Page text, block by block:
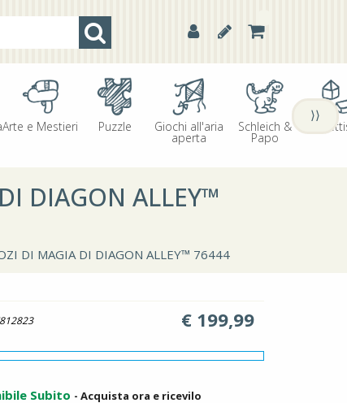
Arte e Mestieri Puzzle Giochi all'aria
aperta
Schleich &
Papo
⟩⟩
DIAGON ALLEY™
DI MAGIA DI DIAGON ALLEY™ 76444
€ 199,99
Subito - Acquista ora e ricevilo